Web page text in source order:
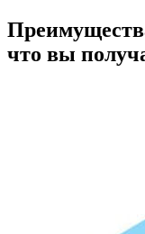
что вы